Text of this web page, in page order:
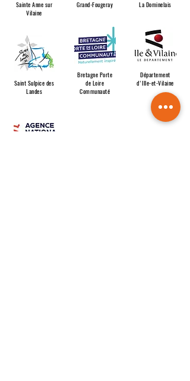
Sainte Anne sur
Vilaine
Saint Sulpice des
Landes
Grand-Fougeray
Bretagne Porte
de Loire
Communauté
La Dominelais
Département
d'Ille-et-Vilaine